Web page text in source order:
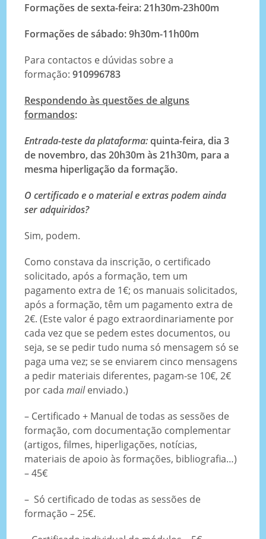
Formações de sexta-feira: 21h30m-23h00m
Formações de sábado: 9h30m-11h00m
Para contactos e dúvidas sobre a
formação:910996783
Respondendo às questões de alguns
formandos:
Entrada-teste da plataforma:quinta-feira, dia 3
de novembro, das 20h30m às 21h30m, para a
mesma hiperligação da formação.
O certificado e o material e extras podem ainda
ser adquiridos?
Sim, podem.
Como constava da inscrição, o certificado
solicitado, após a formação, tem um
pagamento extra de 1€; os manuais solicitados,
após a formação, têm um pagamento extra de
2€. (Este valor é pago extraordinariamente por
cada vez que se pedem estes documentos, ou
seja, se se pedir tudo numa só mensagem só se
paga uma vez; se se enviarem cinco mensagens
a pedir materiais diferentes, pagam-se 10€, 2€
por cadamailenviado.)
– Certificado + Manual de todas as sessões de
formação, com documentação complementar
(artigos, filmes, hiperligações, notícias,
materiais de apoio às formações, bibliografia…)
– 45€
– Só certificado de todas as sessões de
formação – 25€.